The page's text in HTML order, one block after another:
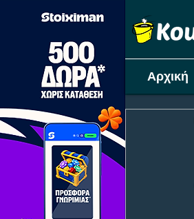
Αρχική